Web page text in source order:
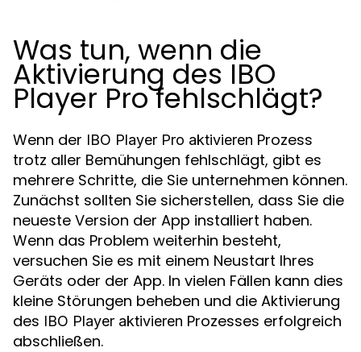
Was tun, wenn die
Aktivierung des IBO
Player Pro fehlschlägt?
Wenn der IBO Player Pro aktivieren Prozess
trotz aller Bemühungen fehlschlägt, gibt es
mehrere Schritte, die Sie unternehmen können.
Zunächst sollten Sie sicherstellen, dass Sie die
neueste Version der App installiert haben.
Wenn das Problem weiterhin besteht,
versuchen Sie es mit einem Neustart Ihres
Geräts oder der App. In vielen Fällen kann dies
kleine Störungen beheben und die Aktivierung
des IBO Player aktivieren Prozesses erfolgreich
abschließen.